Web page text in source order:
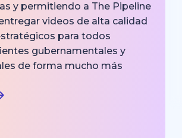
y permitiendo a The Pipeline
videos de alta calidad
para todos
gubernamentales y
de forma mucho más